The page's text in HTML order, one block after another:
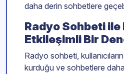
daha derin sohbetlere
Radyo Sohbeti ile
Etkileşimli Bir
Radyo sohbeti,
kurduğu ve sohbetlere